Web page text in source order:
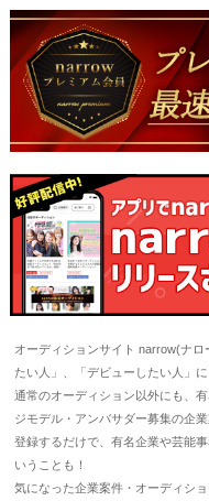
オーディションサイト narrow(ナ
たい人」、「デビューしたい人」
通常のオーディション以外にも、
ジモデル・アンバサダー募集の企
登録するだけで、有名企業や芸能
いうことも！
気になった企業案件・オーディシ